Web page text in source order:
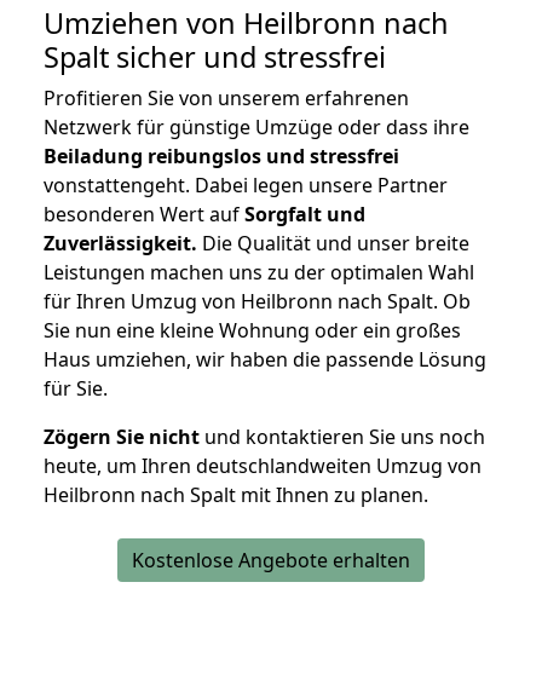
Umziehen von Heilbronn nach
Spalt sicher und stressfrei
Profitieren Sie von unserem erfahrenen
Netzwerk für günstige Umzüge oder dass ihre
Beiladung reibungslos und stressfrei
vonstattengeht. Dabei legen unsere Partner
besonderen Wert aufSorgfalt und
Zuverlässigkeit. Die Qualität und unser breite
Leistungen machen uns zu der optimalen Wahl
für Ihren Umzug von Heilbronn nach Spalt. Ob
Sie nun eine kleine Wohnung oder ein großes
Haus umziehen, wir haben die passende Lösung
für Sie.
Zögern Sie nicht und kontaktieren Sie uns noch
heute, um Ihren deutschlandweiten Umzug von
Heilbronn nach Spalt mit Ihnen zu planen.
Kostenlose Angebote erhalten